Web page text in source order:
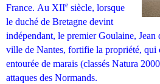
France. Au XIIe siècle, lorsque
le duché de Bretagne devint
indépendant, le premier Goulaine, Jean
ville de Nantes, fortifie la propriété, qui
entourée de marais (classés Natura 2000
attaques des Normands.